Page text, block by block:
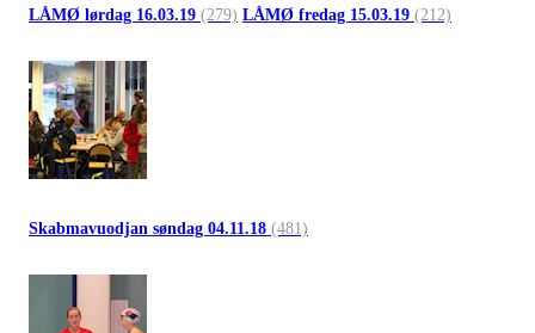
LÅMØ lørdag 16.03.19 (279) LÅMØ fredag 15.03.19 (212)
Skabmavuodjan søndag 04.11.18 (481)